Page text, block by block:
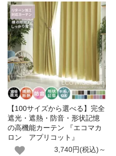
【100サイズから選べる】完全
遮光・遮熱・防音・形状記憶
の高機能カーテン 『エコマカ
ロン アプリコット』
3,740円(税込)～